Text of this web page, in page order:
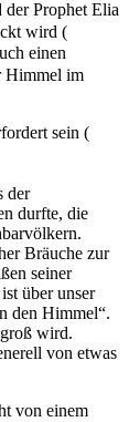
der Prophet Elia
wird (
einen
Himmel im
sein (
der
durfte, die
Bräuche zur
seiner
über unser
den Himmel“.
wird.
von etwas
von einem